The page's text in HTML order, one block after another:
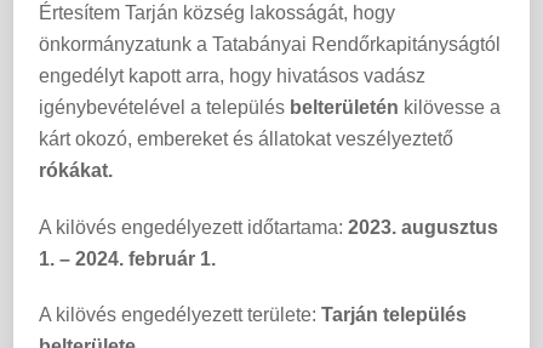
Értesítem Tarján község lakosságát, hogy
önkormányzatunk a Tatabányai Rendőrkapitányságtól
engedélyt kapott arra, hogy hivatásos vadász
igénybevételével a település belterületén kilövesse a
kárt okozó, embereket és állatokat veszélyeztető
rókákat.
A kilövés engedélyezett időtartama:2023. augusztus
1. – 2024. február 1.
A kilövés engedélyezett területe:Tarján település